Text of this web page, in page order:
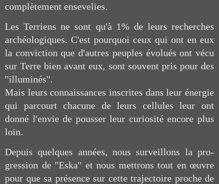
complètement ensevelies.
Les Terriens ne sont qu'à 1% de leurs recherches
archéologiques. C'est pourquoi ceux qui ont en eux
la conviction que d'autres peuples évolués ont vécu
sur Terre bien avant eux, sont souvent pris pour des
''illuminés''.
Mais leurs connaissances inscrites dans leur énergie
qui parcourt chacune de leurs cellules leur ont
donné l'envie de pousser leur curiosité encore plus
loin.
Depuis quelques années, nous surveillons la pro-
gression de ''Eska'' et nous mettrons tout en œuvre
pour que sa présence sur cette trajectoire proche de